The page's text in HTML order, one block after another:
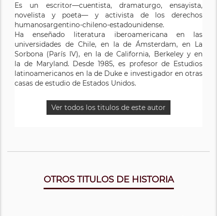
Es un escritor—cuentista, dramaturgo, ensayista,
novelista y poeta— y activista de los derechos
humanosargentino-chileno-estadounidense.
Ha enseñado literatura iberoamericana en las
universidades de Chile, en la de Ámsterdam, en La
Sorbona (París IV), en la de California, Berkeley y en
la de Maryland. Desde 1985, es profesor de Estudios
latinoamericanos en la de Duke e investigador en otras
casas de estudio de Estados Unidos.
Ver todos los titulos de este autor
OTROS TITULOS DE HISTORIA